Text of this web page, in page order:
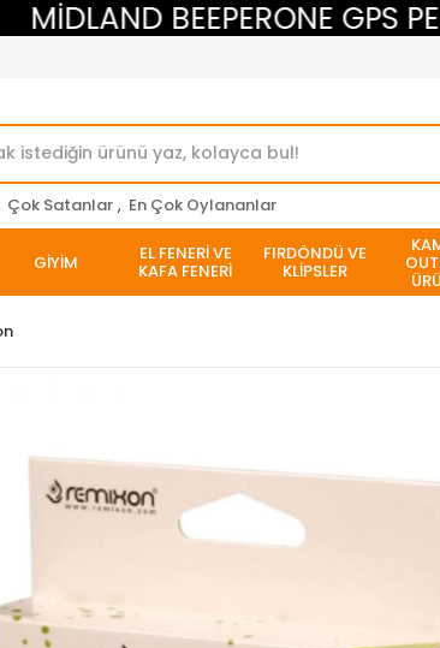
BEEPERONE GPS
Çok Satanlar , En Çok Oylananlar
GİYİM EL FENERİ VE
KAFA FENERİ
FIRDÖNDÜ VE
KLİPSLER